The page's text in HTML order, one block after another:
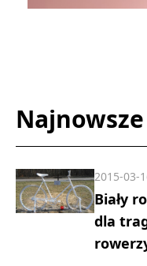
Biały
dla
2015-03-